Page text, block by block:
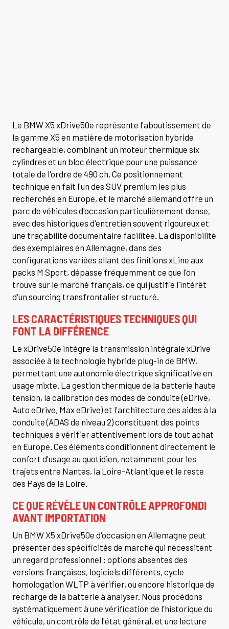
Le BMW X5 xDrive50e représente l'aboutissement de
la gamme X5 en matière de motorisation hybride
rechargeable, combinant un moteur thermique six
cylindres et un bloc électrique pour une puissance
totale de l'ordre de 490 ch. Ce positionnement
technique en fait l'un des SUV premium les plus
recherchés en Europe, et le marché allemand offre un
parc de véhicules d'occasion particulièrement dense,
avec des historiques d'entretien souvent rigoureux et
une traçabilité documentaire facilitée. La disponibilité
des exemplaires en Allemagne, dans des
configurations variées allant des finitions xLine aux
packs M Sport, dépasse fréquemment ce que l'on
trouve sur le marché français, ce qui justifie l'intérêt
d'un sourcing transfrontalier structuré.
LES CARACTÉRISTIQUES TECHNIQUES QUI
FONT LA DIFFÉRENCE
Le xDrive50e intègre la transmission intégrale xDrive
associée à la technologie hybride plug-in de BMW,
permettant une autonomie électrique significative en
usage mixte. La gestion thermique de la batterie haute
tension, la calibration des modes de conduite (eDrive,
Auto eDrive, Max eDrive) et l'architecture des aides à la
conduite (ADAS de niveau 2) constituent des points
techniques à vérifier attentivement lors de tout achat
en Europe. Ces éléments conditionnent directement le
confort d'usage au quotidien, notamment pour les
trajets entre Nantes, la Loire-Atlantique et le reste
des Pays de la Loire.
CE QUE RÉVÈLE UN CONTRÔLE APPROFONDI
AVANT IMPORTATION
Un BMW X5 xDrive50e d'occasion en Allemagne peut
présenter des spécificités de marché qui nécessitent
un regard professionnel : options absentes des
versions françaises, logiciels différents, cycle
homologation WLTP à vérifier, ou encore historique de
recharge de la batterie à analyser. Nous procédons
systématiquement à une vérification de l'historique du
véhicule, un contrôle de l'état général, et une lecture